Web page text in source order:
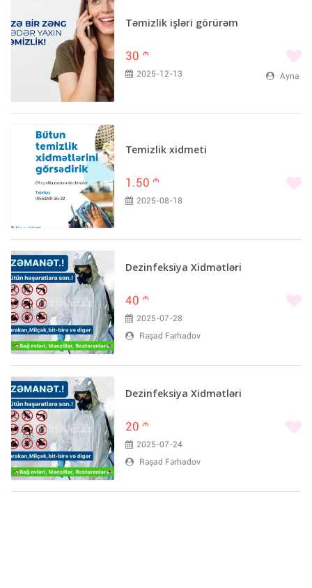
Təmizlik işləri görürəm
30 m
2025-12-13 Ayna
Temizlik xidmeti
1.50 m
2025-08-18
Dezinfeksiya Xidmətləri
40 m
2025-07-28
Rəşad Fərhadov
Dezinfeksiya Xidmətləri
20 m
2025-07-24
Rəşad Fərhadov